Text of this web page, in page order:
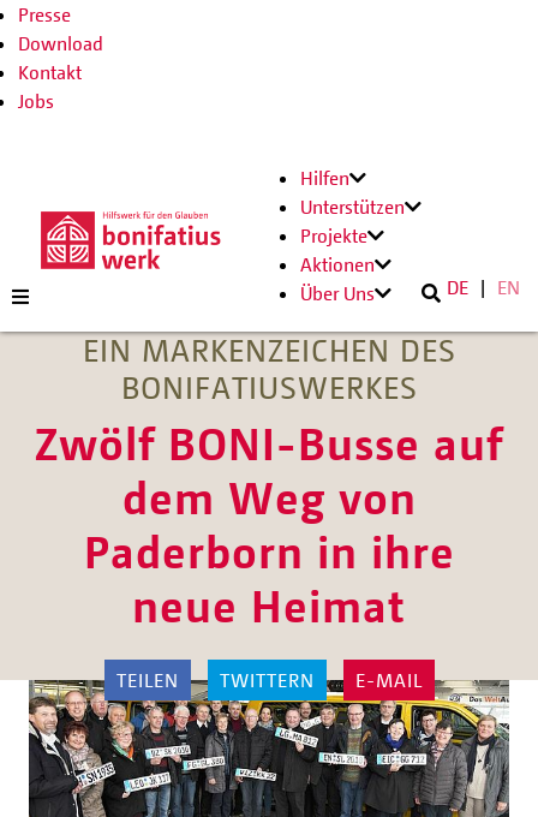
Presse
Download
Kontakt
Jobs
Hilfen
Unterstützen
Projekte
Aktionen
Über Uns
DE EN
EIN MARKENZEICHEN DES
BONIFATIUSWERKES
Zwölf BONI-Busse auf
dem Weg von
Paderborn in ihre
neue Heimat
TEILEN TWITTERN E-MAIL